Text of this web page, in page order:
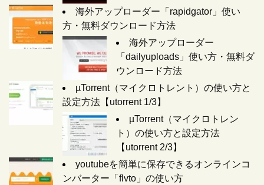
海外アップローダー「rapidgator」使い
方・無料ダウンロード方法
海外アップローダー
「dailyuploads」使い方・無料ダ
ウンロード方法
µTorrent（マイクロトレント）の使い方と
設定方法【utorrent 1/3】
µTorrent（マイクロトレン
ト）の使い方と設定方法
【utorrent 2/3】
youtubeを簡単に保存できるオンラインコ
ンバーター「flvto」の使い方